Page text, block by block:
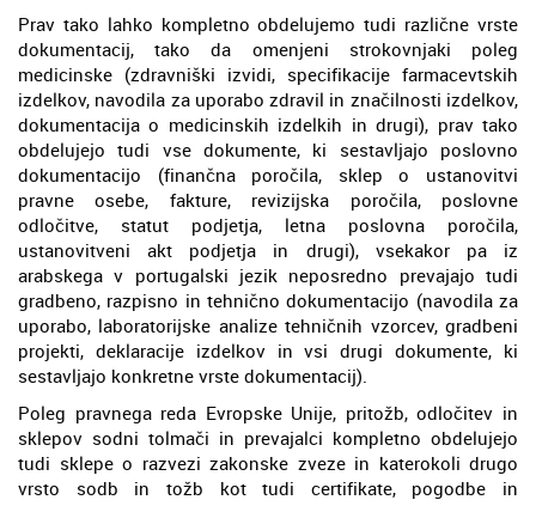
Prav tako lahko kompletno obdelujemo tudi različne vrste
dokumentacij, tako da omenjeni strokovnjaki poleg
medicinske (zdravniški izvidi, specifikacije farmacevtskih
izdelkov, navodila za uporabo zdravil in značilnosti izdelkov,
dokumentacija o medicinskih izdelkih in drugi), prav tako
obdelujejo tudi vse dokumente, ki sestavljajo poslovno
dokumentacijo (finančna poročila, sklep o ustanovitvi
pravne osebe, fakture, revizijska poročila, poslovne
odločitve, statut podjetja, letna poslovna poročila,
ustanovitveni akt podjetja in drugi), vsekakor pa iz
arabskega v portugalski jezik neposredno prevajajo tudi
gradbeno, razpisno in tehnično dokumentacijo (navodila za
uporabo, laboratorijske analize tehničnih vzorcev, gradbeni
projekti, deklaracije izdelkov in vsi drugi dokumente, ki
sestavljajo konkretne vrste dokumentacij).
Poleg pravnega reda Evropske Unije, pritožb, odločitev in
sklepov sodni tolmači in prevajalci kompletno obdelujejo
tudi sklepe o razvezi zakonske zveze in katerokoli drugo
vrsto sodb in tožb kot tudi certifikate, pogodbe in